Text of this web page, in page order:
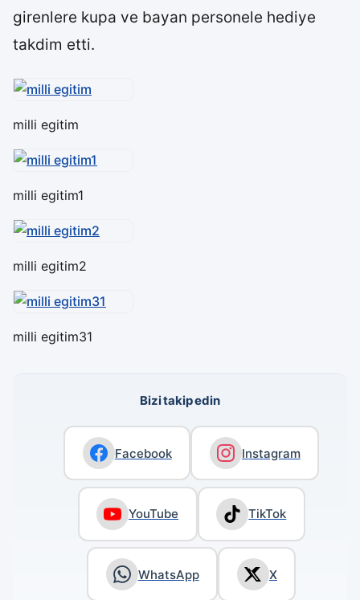
girenlere kupa ve bayan personele hediye
takdim etti.
milli egitim
milli egitim1
milli egitim2
milli egitim31
Bizi takip edin
Facebook Instagram
YouTube TikTok
WhatsApp X